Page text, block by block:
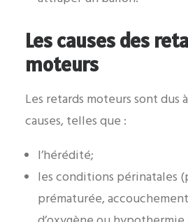
Les causes des
moteurs
Les retards moteurs sont dus
causes, telles que :
l’hérédité;
les conditions périnatales
prématurée,